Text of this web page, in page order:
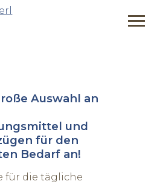
Auswahl an
und
für den
Bedarf an!
für die tägliche